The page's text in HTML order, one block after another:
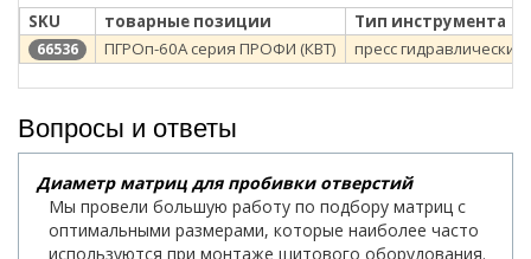
SKU товарные позиции Тип инструмента
66536 ПГРОп-60А серия ПРОФИ (КВТ) пресс гидравлический
Вопросы и ответы
Диаметр матриц для пробивки отверстий
Мы провели большую работу по подбору матриц с
оптимальными размерами, которые наиболее часто
используются при монтаже щитового оборудования.